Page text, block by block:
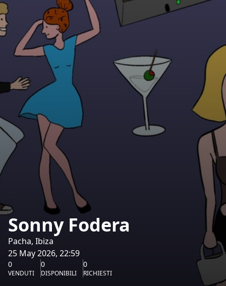
Sonny Fodera
Pacha, Ibiza
25 May 2026, 22:59
0
VENDUTI
0
DISPONIBILI
0
RICHIESTI